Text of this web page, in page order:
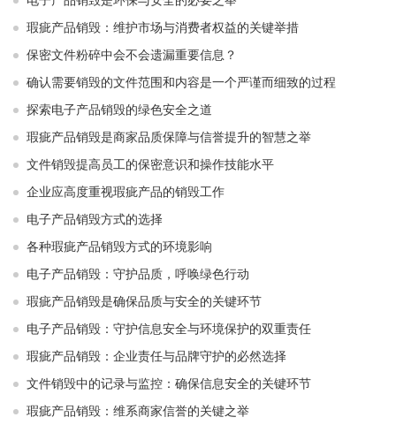
瑕疵产品销毁：维护市场与消费者权益的关键举措​ ​
保密文件粉碎中会不会遗漏重要信息？
确认需要销毁的文件范围和内容是一个严谨而细致的过程
探索电子产品销毁的绿色安全之道
瑕疵产品销毁是商家品质保障与信誉提升的智慧之举
文件销毁提高员工的保密意识和操作技能水平
企业应高度重视瑕疵产品的销毁工作
电子产品销毁方式的选择
各种瑕疵产品销毁方式的环境影响
电子产品销毁：守护品质，呼唤绿色行动
瑕疵产品销毁是确保品质与安全的关键环节
电子产品销毁：守护信息安全与环境保护的双重责任
瑕疵产品销毁：企业责任与品牌守护的必然选择
文件销毁中的记录与监控：确保信息安全的关键环节
瑕疵产品销毁：维系商家信誉的关键之举